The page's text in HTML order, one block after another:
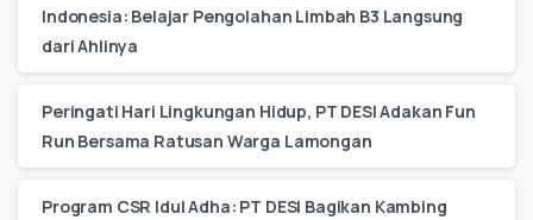
Indonesia: Belajar Pengolahan Limbah B3 Langsung
dari Ahlinya
Peringati Hari Lingkungan Hidup, PT DESI Adakan Fun
Run Bersama Ratusan Warga Lamongan
Program CSR Idul Adha: PT DESI Bagikan Kambing